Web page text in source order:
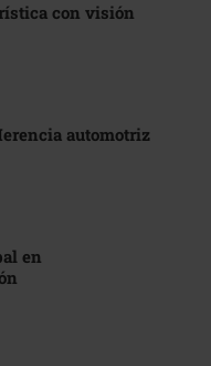
con visión
automotriz
en